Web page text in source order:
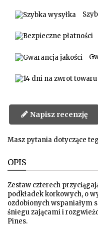
Napisz recenzję
Masz pytania dotyczące
OPIS
Zestaw czterech
podkładek korkowych, o
ozdobionych wspaniałym
śniegu zającami i
Pines.